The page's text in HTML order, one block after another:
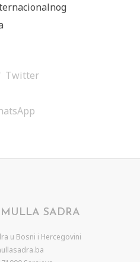
Twitter
SADRA
u Bosni i Hercegovini